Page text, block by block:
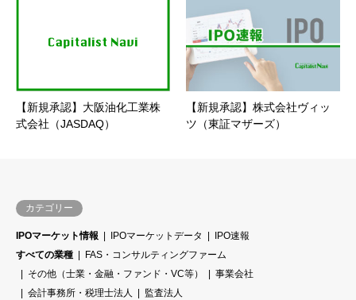
【新規承認】大阪油化工業株
式会社（JASDAQ）
【新規承認】株式会社ヴィッ
ツ（東証マザーズ）
カテゴリー
IPOマーケット情報 IPOマーケットデータ
IPO速報
すべての業種
FAS・コンサルティングファーム
その他（士業・金融・ファンド・VC等）
事業会社
会計事務所・税理士法人
監査法人